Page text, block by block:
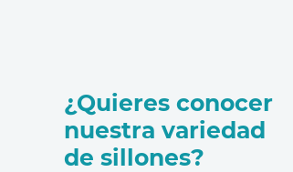
¿Quieres conocer
nuestra variedad
de sillones?